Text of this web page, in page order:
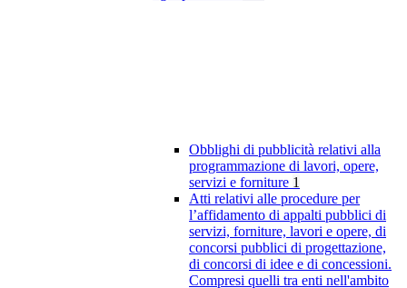
Obblighi di pubblicità relativi alla
programmazione di lavori, opere,
servizi e forniture 1
Atti relativi alle procedure per
l’affidamento di appalti pubblici di
servizi, forniture, lavori e opere, di
concorsi pubblici di progettazione,
di concorsi di idee e di concessioni.
Compresi quelli tra enti nell'ambito